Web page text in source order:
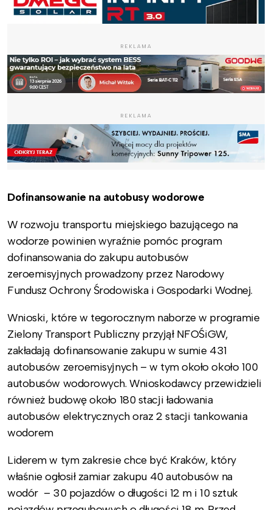
REKLAMA
REKLAMA
Dofinansowanie na autobusy wodorowe
W rozwoju transportu miejskiego bazującego na
wodorze powinien wyraźnie pomóc program
dofinansowania do zakupu autobusów
zeroemisyjnych prowadzony przez Narodowy
Fundusz Ochrony Środowiska i Gospodarki Wodnej.
Wnioski, które w tegorocznym naborze w programie
Zielony Transport Publiczny przyjął NFOŚiGW,
zakładają dofinansowanie zakupu w sumie 431
autobusów zeroemisyjnych – w tym około około 100
autobusów wodorowych. Wnioskodawcy przewidzieli
również budowę około 180 stacji ładowania
autobusów elektrycznych oraz 2 stacji tankowania
wodorem
Liderem w tym zakresie chce być Kraków, który
właśnie ogłosił zamiar zakupu 40 autobusów na
wodór – 30 pojazdów o długości 12 m i 10 sztuk